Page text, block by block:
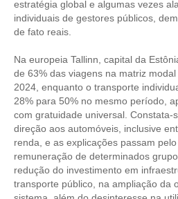
RES 1.002/2002 – CÓDIGO DE ÉTICA
HOMOLOGAÇÕES
PISO SALARIAL
FIQUE POR DENTRO
OPORTUNIDADES
APRESENTAÇÃO
EMPREGO E ESTÁGIO
estratégia global e algumas vezes
individuais de gestores públicos,
de fato reais.
Na europeia Tallinn, capital da
de 63% das viagens na matriz
2024, enquanto o transporte
28% para 50% no mesmo período,
com gratuidade universal. Constata-
direção aos automóveis, inclusive
renda, e as explicações passam
remuneração de determinados
redução do investimento em
transporte público, na ampliação da